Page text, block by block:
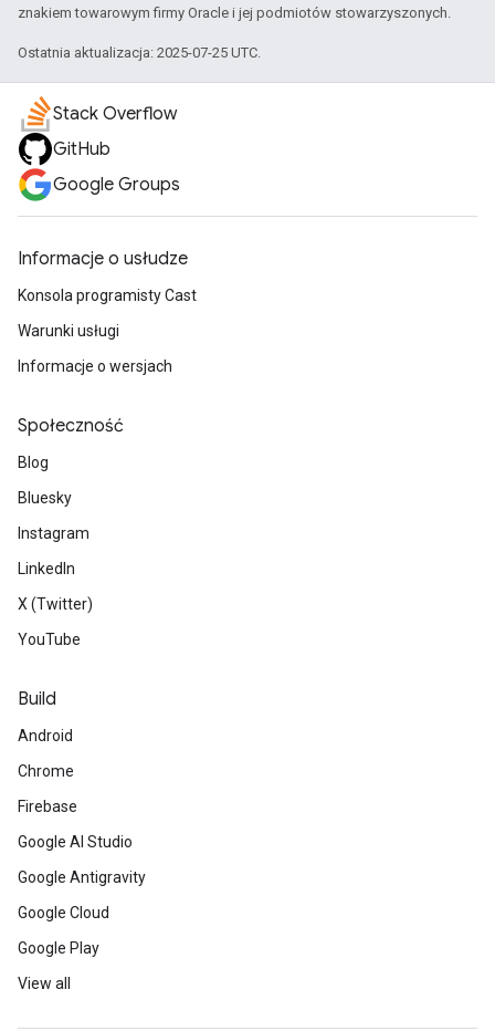
znakiem towarowym firmy Oracle i jej podmiotów stowarzyszonych.
Ostatnia aktualizacja: 2025-07-25 UTC.
Stack Overflow
GitHub
Google Groups
Informacje o usłudze
Konsola programisty Cast
Warunki usługi
Informacje o wersjach
Społeczność
Blog
Bluesky
Instagram
LinkedIn
X (Twitter)
YouTube
Build
Android
Chrome
Firebase
Google AI Studio
Google Antigravity
Google Cloud
Google Play
View all